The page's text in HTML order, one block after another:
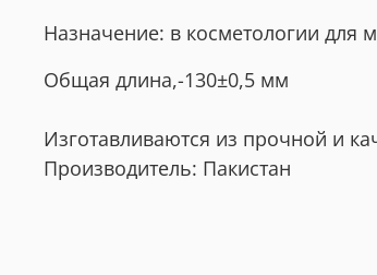
Назначение: в косметологии для
Общая длина,-130±0,5 мм
Изготавливаются из прочной и
Производитель: Пакистан